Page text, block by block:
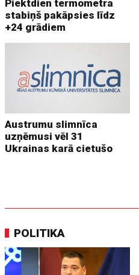
Piektdien termometra
stabiņš pakāpsies līdz
+24 grādiem
Austrumu slimnīca
uzņēmusi vēl 31
Ukrainas karā cietušo
POLITIKA